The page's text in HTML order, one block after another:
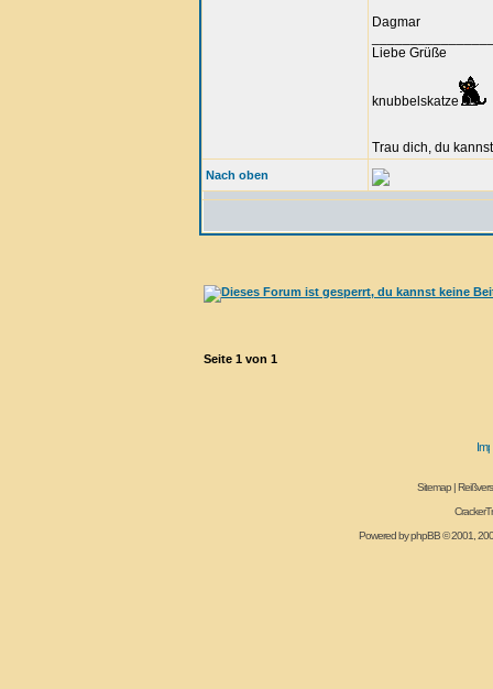
Dagmar
Liebe Grüße
knubbelskatze
Trau dich, du
Nach oben
Seite 1 von 1
Sitemap|
Powered byphpBB© 2001,